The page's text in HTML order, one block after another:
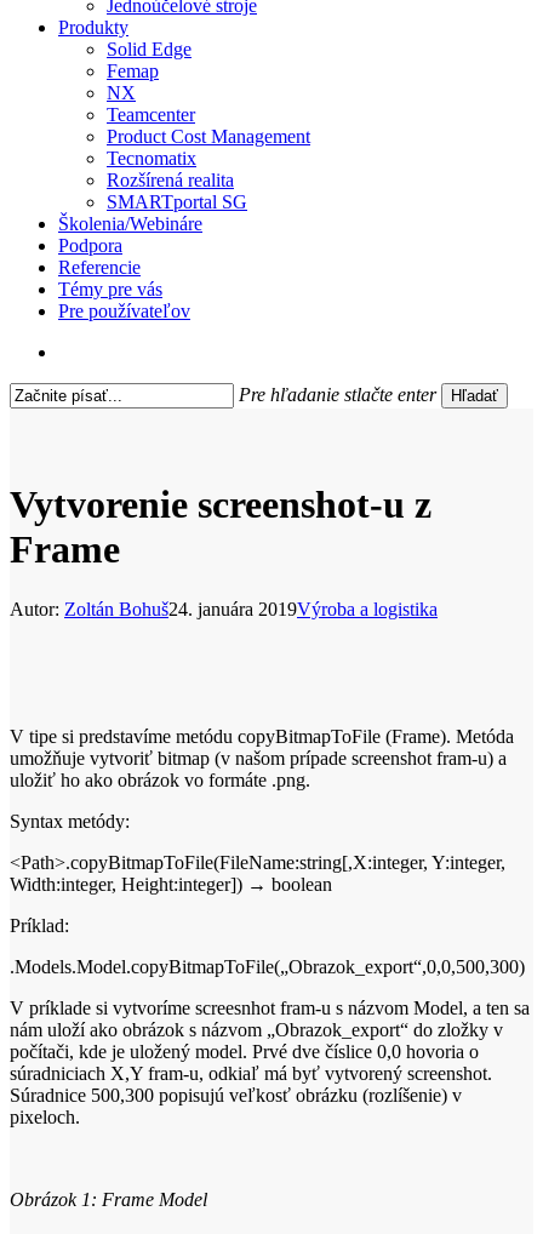
Jednoúčelové stroje
Produkty
Solid Edge
Femap
NX
Teamcenter
Product Cost Management
Tecnomatix
Rozšírená realita
SMARTportal SG
Školenia/Webináre
Podpora
Referencie
Témy pre vás
Pre používateľov
Pre hľadanie stlačte enter Hľadať
Vytvorenie screenshot-u z
Frame
Autor: Zoltán Bohuš24. januára 2019Výroba a logistika
V tipe si predstavíme metódu copyBitmapToFile (Frame). Metóda
umožňuje vytvoriť bitmap (v našom prípade screenshot fram-u) a
uložiť ho ako obrázok vo formáte .png.
Syntax metódy:
<Path>.copyBitmapToFile(FileName:string[,X:integer, Y:integer,
Width:integer, Height:integer]) → boolean
Príklad:
.Models.Model.copyBitmapToFile(„Obrazok_export“,0,0,500,300)
V príklade si vytvoríme screesnhot fram-u s názvom Model, a ten sa
nám uloží ako obrázok s názvom „Obrazok_export“ do zložky v
počítači, kde je uložený model. Prvé dve číslice 0,0 hovoria o
súradniciach X,Y fram-u, odkiaľ má byť vytvorený screenshot.
Súradnice 500,300 popisujú veľkosť obrázku (rozlíšenie) v
pixeloch.
Obrázok 1: Frame Model